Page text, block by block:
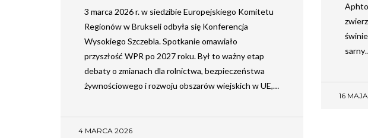
3 marca 2026 r. w siedzibie Europejskiego Komitetu
Regionów w Brukseli odbyła się Konferencja
Wysokiego Szczebla. Spotkanie omawiało
przyszłość WPR po 2027 roku. Był to ważny etap
debaty o zmianach dla rolnictwa, bezpieczeństwa
żywnościowego i rozwoju obszarów wiejskich w UE,…
4 MARCA 2026
16
z